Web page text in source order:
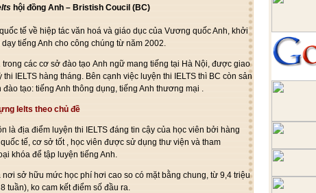
hội đồng Anh – Bristish Coucil (BC)
quốc tế về hiệp tác văn hoá và giáo dục của Vương quốc Anh, khởi
dạy tiếng Anh cho công chúng từ năm 2002.
trong các cơ sở đào tạo Anh ngữ mang tiếng tại Hà Nội, được giao
thi IELTS hàng tháng. Bên cạnh việc luyện thi IELTS thì BC còn sản
tạo: tiếng Anh thông dụng, tiếng Anh thương mại .
Ielts theo chủ đề
là địa điểm luyện thi IELTS đáng tin cậy của học viên bởi hàng
tế, cơ sở tốt , học viên được sử dụng thư viện và tham
khóa để tập luyện tiếng Anh.
nơi sở hữu mức học phí hơi cao so có mặt bằng chung, từ 9,4 triệu
tuần), ko cam kết điểm số đầu ra.